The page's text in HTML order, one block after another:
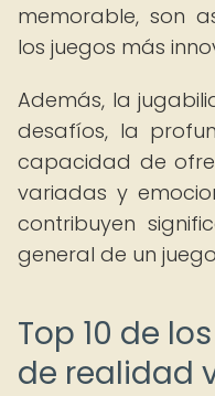
memorable, son
los juegos más
Además, la
desafíos, la
capacidad de
variadas y
contribuyen
general de un
Top 10 de
de realidad